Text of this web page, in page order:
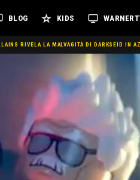
BLOG KIDS
RIVELA LA MALVAGITÀ DI DARKSEID IN